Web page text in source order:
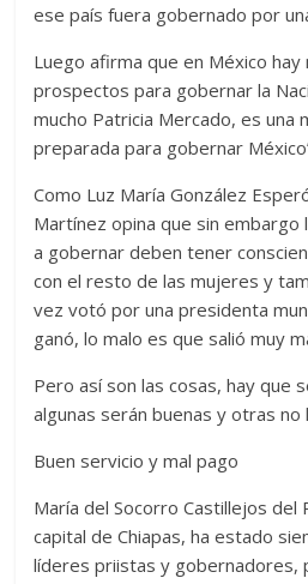
ese país fuera gobernado por
Luego afirma que en México hay
prospectos para gobernar la
mucho Patricia Mercado, es una
preparada para gobernar
Como Luz María González
Martínez opina que sin embargo
a gobernar deben tener
con el resto de las mujeres y
vez votó por una presidenta
ganó, lo malo es que salió muy
Pero así son las cosas, hay que
algunas serán buenas y otras no
Buen servicio y mal pago
María del Socorro Castillejos del
capital de Chiapas, ha estado
líderes priistas y gobernadores,